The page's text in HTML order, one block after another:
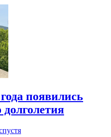
появились
долголетия